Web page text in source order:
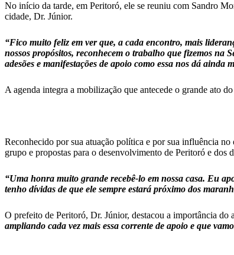
No início da tarde, em Peritoró, ele se reuniu com Sandro
cidade, Dr. Júnior.
“Fico muito feliz em ver que, a cada encontro, mais
nossos propósitos, reconhecem o trabalho que fizemos na
adesões e manifestações de apoio como essa nos dá
A agenda integra a mobilização que antecede o grande ato
Reconhecido por sua atuação política e por sua influência
grupo e propostas para o desenvolvimento de Peritoró e
“Uma honra muito grande recebê-lo em nossa casa. Eu
tenho dívidas de que ele sempre estará próximo dos
O prefeito de Peritoró, Dr. Júnior, destacou a importância
ampliando cada vez mais essa corrente de apoio e que